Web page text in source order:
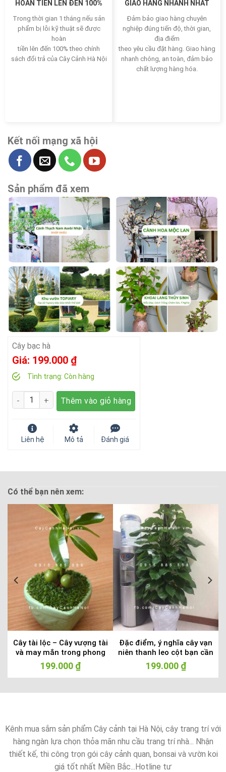
HOÀN TIỀN LÊN ĐẾN 100%
Trong thời gian 1 tháng nếu sản
phẩm bị lỗi kỹ thuật sẽ được
hoàn
tiền lên đến 100% theo chính
sách đổi trả của Cây Cảnh Hà Nội
GIAO HÀNG NHANH NHẤT
Đảm bảo giao hàng chuyên
nghiệp đúng tiến độ, thời gian,
địa điểm
theo yêu cầu đặt hàng. Giao hàng
nhanh chóng, an toàn, đảm bảo
chất lượng hàng hóa.
Kết nối mạng xã hội
Sản phẩm đã xem
Cây bạc hà
Giá: 199.000 ₫
Tình trạng: Còn hàng
Số lượng Thêm vào giỏ hàng
Liên hệ Mô tả Đánh giá
Có thể bạn nên xem:
Cây tài lộc – Cây vượng tài
và may mắn trong phong
thủy
199.000 ₫
Đặc điểm, ý nghĩa cây vạn
niên thanh leo cột bạn cần
biết
199.000 ₫
Kênh mua sắm sản phẩm Cây cảnh tại Hà Nội, cây trang trí với
hàng ngàn lựa chọn thỏa mãn nhu cầu trang trí nhà... Nhận
thiết kế, thi công trọn gói cây cảnh quan, bonsai và vườn koi
giá tốt nhất Miền Bắc...Hotline tư